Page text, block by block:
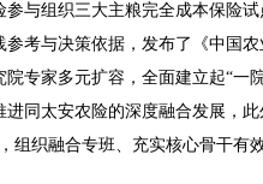
与组织三大主粮完全成本保险
考与决策依据，发布了《中国农
专家多元扩容，全面建立起“一
同太安农险的深度融合发展，此
组织融合专班、充实核心骨干有